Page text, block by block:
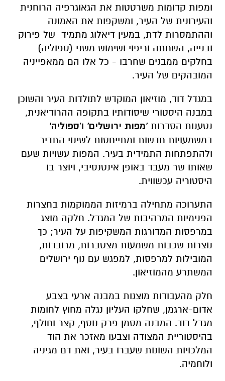
ומפות קדומות משרטטות את הגאוגרפיה הרוחנית
והעירונית של העיר, ומשקפות את האמונה
וההתמסרות לדת, במעין דיאלוג מתמיד של פירוק
ובנייה, השחתה וריפוי ושימוש משני (ספוליה)
בחלקים ממבנים שחרבו - כל אלו הם ממאפייניה
המובהקים של העיר.
במגדל דוד, מוזיאון המוקדש לתולדות העיר והשוכן
במבנה היסטורי שיסודותיו בתקופה ההרודיאנית,
נטענות הסדרות 'מפות ירושלים' ו'ספוליה'
במשמעויות חדשות ומתייחסות לשינוי התדיר
ולהתפתחות התמידית בעיר. המפות עשויות שעם
שאותו שר מעבד באופן אינטנסיבי, ויוצר בו
היסטוריה עכשווית.
התערוכה מתחילה ברמיזות הממוקמות בחצרות
הפנימיות המרהיבות של המגדל. חלקה מוצג
במרפסות המדורגות המשקיפות על העיר; כך
נוצרות שכבות משמעות מצטברות, מרובדות,
המובילות למרפסות, למפגש עם נוף ירושלים
המשתרע מהמוזיאון.
חלק מהעבודות מוצגות במבנה ארעי בצבע
אדום-ארגמן, שחלקו העליון נגלה מחוץ לחומות
מגדל דוד. המבנה מסמן פרק נוסף, קצר וחולף,
בהיסטוריית המצודה וצבעו מאזכר את הוד
המלכויות השונות שעברו בעיר, ואת דם מגיניה
ולוחמיה.